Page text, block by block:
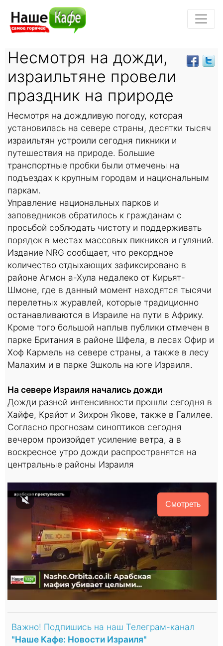
Несмотря на дожди,
израильтяне провели
праздник на природе
Несмотря на дождливую погоду, которая
установилась на севере страны, десятки тысяч
израильтян устроили сегодня пикники и
путешествия на природе. Большие
транспортные пробки были отмечены на
подъездах к крупным городам и национальным
паркам.
Управление национальных парков и
заповедников обратилось к гражданам с
просьбой соблюдать чистоту и поддерживать
порядок в местах массовых пикников и гуляний.
Издание NRG сообщает, что рекордное
количество отдыхающих зафиксировано в
районе Агмон а-Хула недалеко от Кирьят-
Шмоне, где в данный момент находятся тысячи
перелетных журавлей, которые традиционно
останавливаются в Израиле на пути в Африку.
Кроме того большой наплыв публики отмечен в
парке Британия в районе Шфела, в лесах Офир и
Хоф Кармель на севере страны, а также в лесу
Малахим и в парке Эшколь на юге Израиля.
На севере Израиля начались дожди
Дожди разной интенсивности прошли сегодня в
Хайфе, Крайот и Зихрон Якове, также в Галилее.
Согласно прогнозам синоптиков сегодня
вечером произойдет усиление ветра, а в
воскресное утро дожди распространятся на
центральные районы Израиля
Смотреть
Важно! Подпишись на наш Телеграм-канал
"Наше Кафе: Новости Израиля"